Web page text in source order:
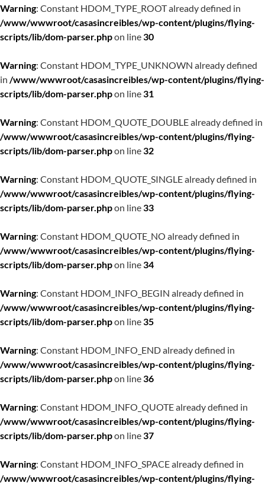
Warning: Constant HDOM_TYPE_ROOT already defined in
/www/wwwroot/casasincreibles/wp-content/plugins/flying-
scripts/lib/dom-parser.phpon line30
Warning: Constant HDOM_TYPE_UNKNOWN already defined
in /www/wwwroot/casasincreibles/wp-content/plugins/flying-
scripts/lib/dom-parser.phpon line31
Warning: Constant HDOM_QUOTE_DOUBLE already defined in
/www/wwwroot/casasincreibles/wp-content/plugins/flying-
scripts/lib/dom-parser.phpon line32
Warning: Constant HDOM_QUOTE_SINGLE already defined in
/www/wwwroot/casasincreibles/wp-content/plugins/flying-
scripts/lib/dom-parser.phpon line33
Warning: Constant HDOM_QUOTE_NO already defined in
/www/wwwroot/casasincreibles/wp-content/plugins/flying-
scripts/lib/dom-parser.phpon line34
Warning: Constant HDOM_INFO_BEGIN already defined in
/www/wwwroot/casasincreibles/wp-content/plugins/flying-
scripts/lib/dom-parser.phpon line35
Warning: Constant HDOM_INFO_END already defined in
/www/wwwroot/casasincreibles/wp-content/plugins/flying-
scripts/lib/dom-parser.phpon line36
Warning: Constant HDOM_INFO_QUOTE already defined in
/www/wwwroot/casasincreibles/wp-content/plugins/flying-
scripts/lib/dom-parser.phpon line37
Warning: Constant HDOM_INFO_SPACE already defined in
/www/wwwroot/casasincreibles/wp-content/plugins/flying-